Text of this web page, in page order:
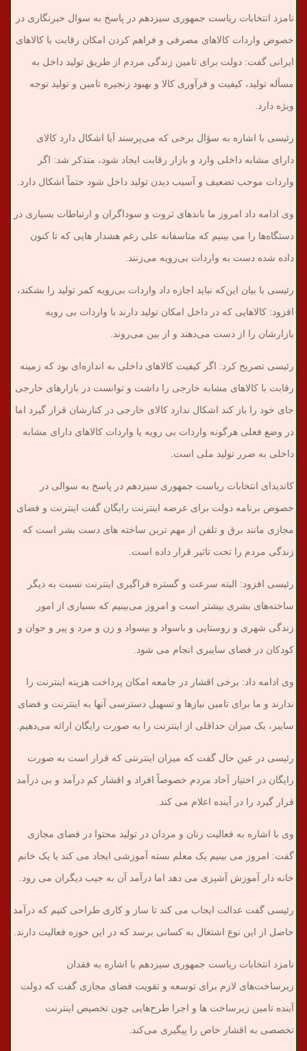
نامزد انتخابات ریاست جمهوری سیزدهم در پاسخ به سوال خبرنگاری در
خصوص واردات کالاهای مصرفی و فراهم کردن امکان رقابت با کالاهای
ایرانی گفت: دولت برای تامین زندگی مردم از طریق تولید داخل به
مسأله‌ تولید، کیفیت و فرآوری کالا و بهبود زنجیره تامین و تولید توجه
ویژه دارد.
رئیسی با اشاره به سؤال برخی که می‌پرسند آیا اشکال دارد کالای‌
دارای مشابه داخلی وارد و بازار رقابت ایجاد شود، متذکر شد: اگر
واردات موجب تضعیف و آسیب دیدن تولید داخل شود حتماً اشکال دارد.
وی ادامه داد امروز ما باندهای ثروت و سوداگران و ارتباطات بسیاری در
دستگاه‌ها را می بینیم که متاسفانه علی رغم هشدار هایی که تا کنون
داده شده دست به واردات بی‌رویه می‌زنند.
رئیسی با بیان این‌که نباید اجازه داد واردات بی‌رویه کمر تولید را بشکند،
افزود: کالاهایی که در داخل امکان تولید دارند با واردات بی رویه
بازارشان را از دست می‌دهند و از بین می‌روند.
رئیسی تصریح کرد: اگر کیفیت کالاهای داخلی به اندازه‌ای بود که زمینه
رقابت با کالاهای مشابه خارجی را داشت و توانست در بازارهای خارجی
جای خود را باز کند اشکال ندارد کالای خارجی در کنارشان قرار گیرد اما
در وضع فعلی هرگونه واردات بی رویه یا واردات کالاهای دارای مشابه
داخلی به ضرر تولید ملی است.
کاندیدای انتخابات ریاست جمهوری سیزدهم در پاسخ به سوالی در
خصوص برنامه دولت برای عرضه اینترنت رایگان گفت اینترنت و فضای
مجازی مانند برق و تلفن از مهم ترین ساخته های دست بشر است که
زندگی مردم را تحت تاثیر قرار داده است.
رئیسی افزود: البته سرعت و گستره فراگیری اینترنت نسبت به دیگر
ساخته‌های بشری بیشتر است و امروز می‌بینیم که بسیاری از امور
زندگی شهری و روستایی و باسواد و بیسواد و زن و مرد و پیر و جوان و
کودکان در فضای سایبری انجام می شود.
وی ادامه داد: برخی اقشار در جامعه امکان پرداخت هزینه اینترنت را
ندارند و ما برای تامین نیازها و تسهیل دسترسی آنها به اینترنت و فضای
سایبر، یک میزان حداقلی از اینترنت را به صورت رایگان ارائه می‌دهیم.
رئیسی در عین حال گفت که میزان اینترنتی که قرار است به صورت
رایگان در اختیار آحاد مردم خصوصاً افراد و اقشار کم درآمد و بی درآمد
قرار گیرد را در آینده اعلام می کند.
وی با اشاره به فعالیت زنان و مردان در تولید محتوا در فضای مجازی
گفت: امروز می بینیم یک معلم بسته آموزشی ایجاد می کند یا یک خانم
خانه دار آموزش آشپزی می دهد اما درآمد آن به جیب دیگران می رود.
رئیسی گفت عدالت ایجاب می کند تا ساز و کاری طراحی کنیم که درآمد
حاصل از این نوع اشتغال به کسانی برسد که در این حوزه فعالیت دارند.
نامزد انتخابات ریاست جمهوری سیزدهم با اشاره به فقدان
زیرساخت‌های لازم برای توسعه و تقویت فضای مجازی گفت که دولت
آینده تامین زیرساخت ها و اجرا طرح‌هایی چون تخصیص اینترنت
تخصصی به اقشار خاص را پیگیری می‌کند.